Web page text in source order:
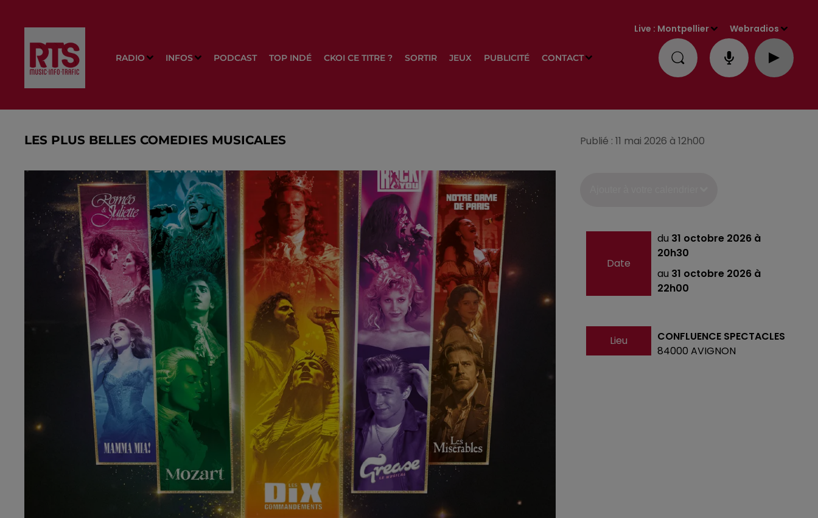
RADIO INFOS PODCAST TOP INDÉ CKOI CE TITRE ? SORTIR JEUX PUBLICITÉ CONTACT
Live : Montpellier Webradios
LES PLUS BELLES COMEDIES MUSICALES Publié : 11 mai 2026 à 12h00
Date
du 31 octobre 2026 à
20h30
au 31 octobre 2026 à
22h00
Lieu
CONFLUENCE SPECTACLES
84000 AVIGNON